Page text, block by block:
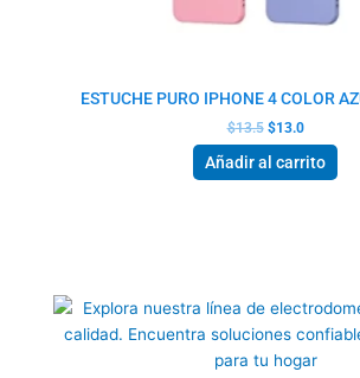
ESTUCHE PURO IPHONE 4 COLOR
$13.5 $13.0
Añadir al carrito